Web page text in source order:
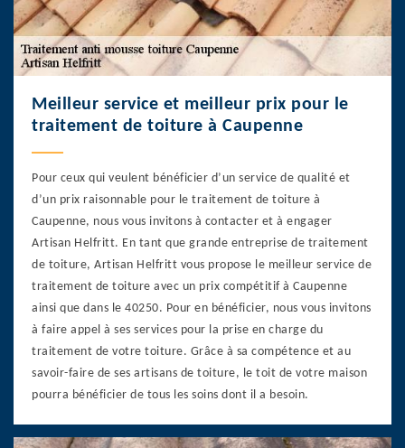
Meilleur service et meilleur prix pour le
traitement de toiture à Caupenne
Pour ceux qui veulent bénéficier d’un service de qualité et
d’un prix raisonnable pour le traitement de toiture à
Caupenne, nous vous invitons à contacter et à engager
Artisan Helfritt. En tant que grande entreprise de traitement
de toiture, Artisan Helfritt vous propose le meilleur service de
traitement de toiture avec un prix compétitif à Caupenne
ainsi que dans le 40250. Pour en bénéficier, nous vous invitons
à faire appel à ses services pour la prise en charge du
traitement de votre toiture. Grâce à sa compétence et au
savoir-faire de ses artisans de toiture, le toit de votre maison
pourra bénéficier de tous les soins dont il a besoin.